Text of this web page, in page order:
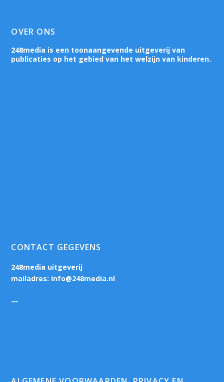
OVER ONS
248media is een toonaangevende uitgeverij van
publicaties op het gebied van het welzijn van kinderen.
CONTACT GEGEVENS
248media uitgeverij
mailadres: info@248media.nl
—